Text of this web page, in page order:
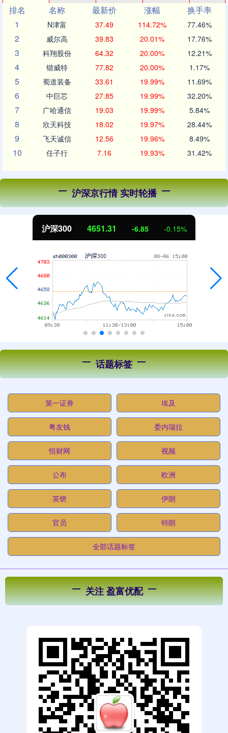
排名
名称 最新价 涨幅
换手率
1
N津富 37.49 114.72% 77.46%
2 威尔高 39.83 20.01% 17.76%
3 科翔股份 64.32 20.00% 12.21%
4 锴威特 77.82 20.00% 1.17%
5 蜀道装备 33.61 19.99% 11.69%
6 中巨芯 27.85 19.99% 32.20%
7 广哈通信 19.03 19.99% 5.84%
8 欣天科技 18.02 19.97% 28.44%
9 飞天诚信 12.56 19.96% 8.49%
10 任子行 7.16 19.93% 31.42%
沪深京行情 实时轮播
沪深300 4651.31 -6.85 -0.15%
话题标签
第一证券 埃及
粤友钱 委内瑞拉
恒财网 视频
公布 欧洲
英镑 伊朗
官员 特朗
全部话题标签
关注 盈富优配